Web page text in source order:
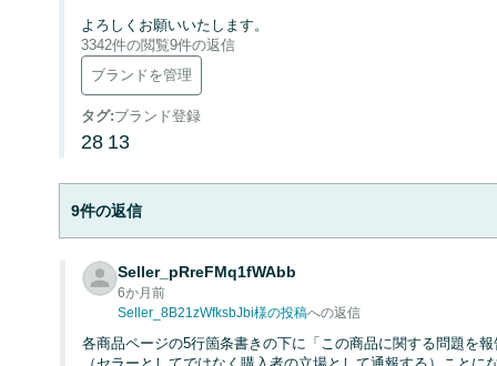
よろしくお願いいたします。
3342件の閲覧9件の返信
ブランドを管理
タグ:ブランド登録
28 13
9件の返信
Seller_pRreFMq1fWAbb
6か月前
Seller_8B21zWfksbJbi様の投稿への返信
各商品ページの5行箇条書きの下に「この商品に関する問題を